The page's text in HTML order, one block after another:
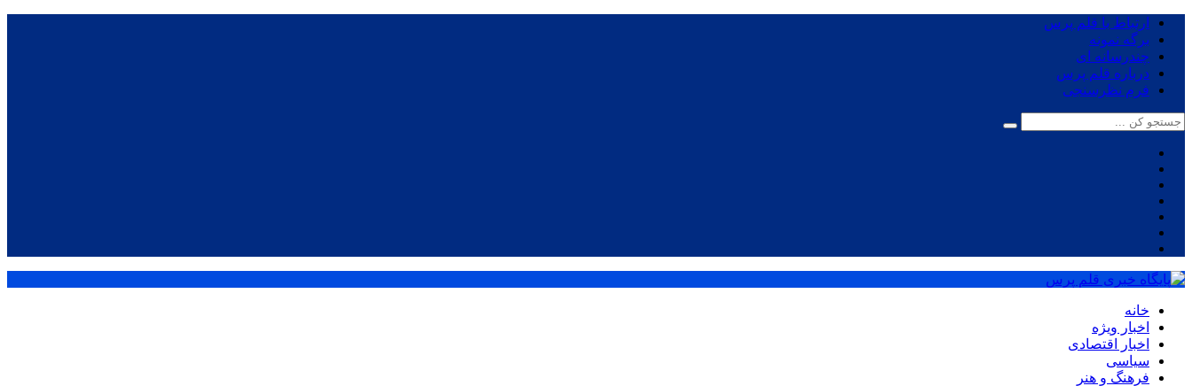
ارتباط با قلم پرس
برگه نمونه
چندرسانه ای
درباره قلم پرس
فرم نظرسنجی
خانه
اخبار ویژه
اخبار اقتصادی
سیاسی
فرهنگ و هنر